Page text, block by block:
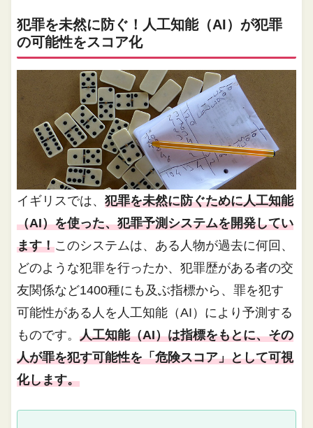
犯罪を未然に防ぐ！人工知能（AI）が犯罪
の可能性をスコア化
イギリスでは、犯罪を未然に防ぐために人工知能
（AI）を使った、犯罪予測システムを開発してい
ます！このシステムは、ある人物が過去に何回、
どのような犯罪を行ったか、犯罪歴がある者の交
友関係など1400種にも及ぶ指標から、罪を犯す
可能性がある人を人工知能（AI）により予測する
ものです。人工知能（AI）は指標をもとに、その
人が罪を犯す可能性を「危険スコア」として可視
化します。